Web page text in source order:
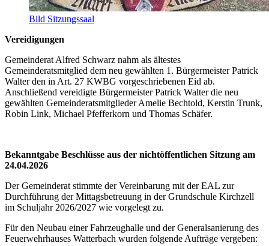
Bild Sitzungssaal
Vereidigungen
Gemeinderat Alfred Schwarz nahm als ältestes
Gemeinderatsmitglied dem neu gewählten 1. Bürgermeister Patrick
Walter den in Art. 27 KWBG vorgeschriebenen Eid ab.
Anschließend vereidigte Bürgermeister Patrick Walter die neu
gewählten Gemeinderatsmitglieder Amelie Bechtold, Kerstin Trunk,
Robin Link, Michael Pfefferkorn und Thomas Schäfer.
Bekanntgabe Beschlüsse aus der nichtöffentlichen Sitzung am
24.04.2026
Der Gemeinderat stimmte der Vereinbarung mit der EAL zur
Durchführung der Mittagsbetreuung in der Grundschule Kirchzell
im Schuljahr 2026/2027 wie vorgelegt zu.
Für den Neubau einer Fahrzeughalle und der Generalsanierung des
Feuerwehrhauses Watterbach wurden folgende Aufträge vergeben: